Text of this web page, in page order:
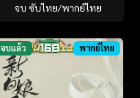
จบ ซับไทย/พากย์ไทย
จบแล้ว พากย์ไทย